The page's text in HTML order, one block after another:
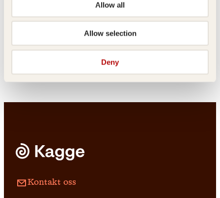
Allow all
Allow selection
Deny
Pocket
Erik Jalland, Lars Barmen
Barmens grill
Innbundet
Live Landmark, Hilde Wøhni
Joakimsen
Vekk meg når
det er over
Kontakt oss